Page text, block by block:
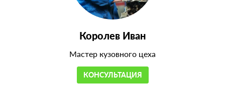
Королев Иван
Мастер кузовного цеха
КОНСУЛЬТАЦИЯ